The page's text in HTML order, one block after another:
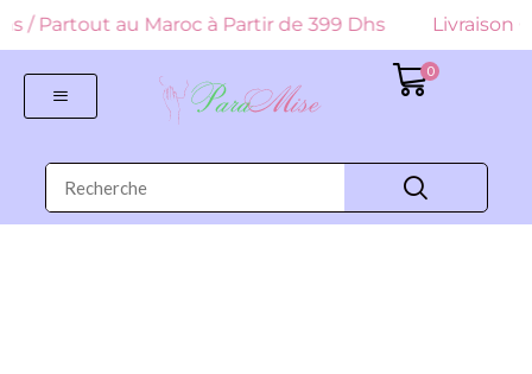
/ Partout au Maroc à Partir de 399 Dhs Livraison
0